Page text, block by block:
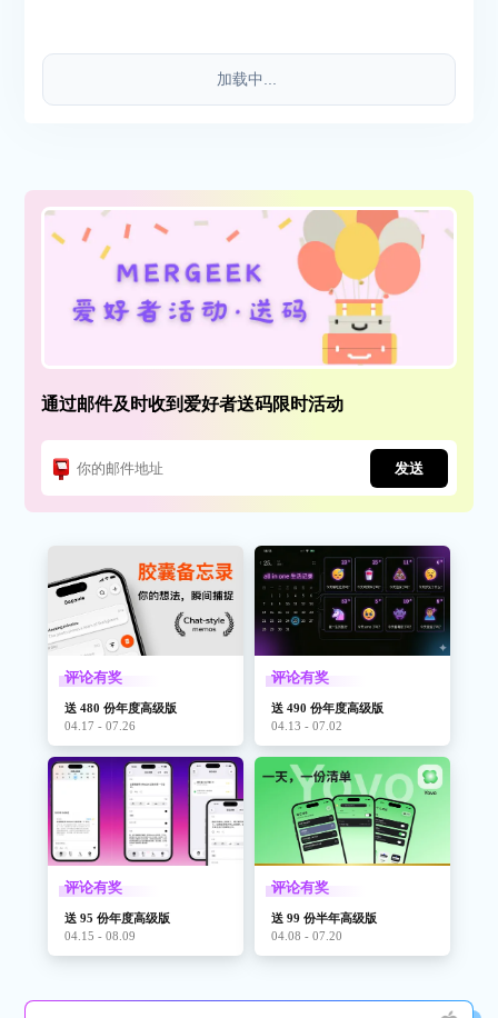
加载中...
通过邮件及时收到爱好者送码限时活动
发送
评论有奖
送 480 份年度高级版
04.17 - 07.26
评论有奖
送 490 份年度高级版
04.13 - 07.02
评论有奖
送 95 份年度高级版
04.15 - 08.09
评论有奖
送 99 份半年高级版
04.08 - 07.20